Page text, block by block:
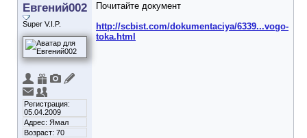
Евгений002
Super V.I.P.
Регистрация:
05.04.2009
Адрес: Ямал
Возраст: 70
Почитайте документ
http://scbist.com/dokumentaciya/6339...vogo-
toka.html